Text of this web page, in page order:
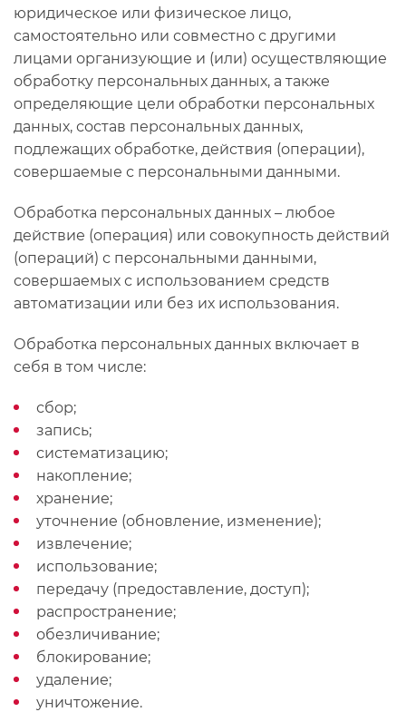
юридическое или физическое лицо,
самостоятельно или совместно с другими
лицами организующие и (или) осуществляющие
обработку персональных данных, а также
определяющие цели обработки персональных
данных, состав персональных данных,
подлежащих обработке, действия (операции),
совершаемые с персональными данными.
Обработка персональных данных – любое
действие (операция) или совокупность действий
(операций) с персональными данными,
совершаемых с использованием средств
автоматизации или без их использования.
Обработка персональных данных включает в
себя в том числе:
сбор;
запись;
систематизацию;
накопление;
хранение;
уточнение (обновление, изменение);
извлечение;
использование;
передачу (предоставление, доступ);
распространение;
обезличивание;
блокирование;
удаление;
уничтожение.